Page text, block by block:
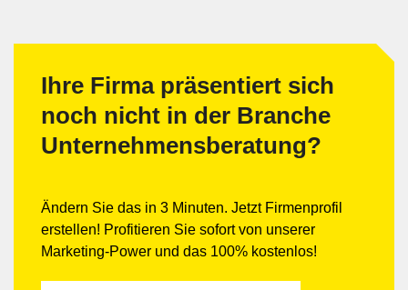
Ihre Firma präsentiert sich
noch nicht in der Branche
Unternehmensberatung?
Ändern Sie das in 3 Minuten. Jetzt Firmenprofil
erstellen! Profitieren Sie sofort von unserer
Marketing-Power und das 100% kostenlos!